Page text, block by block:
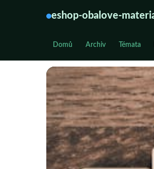
eshop-obalove-
Domů Archiv Témata